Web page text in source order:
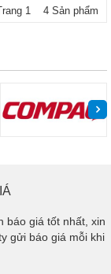
1 4 Sản phẩm
báo giá tốt nhất, xin
gửi báo giá mỗi khi